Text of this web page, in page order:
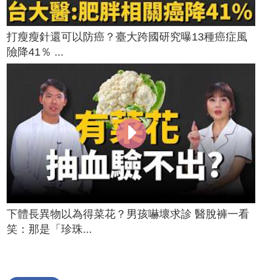
打瘦瘦針還可以防癌？臺大跨國研究曝13種癌症風
險降41％ ...
下體長異物以為得菜花？男孩嚇壞求診 醫脫褲一看
笑：那是「珍珠...